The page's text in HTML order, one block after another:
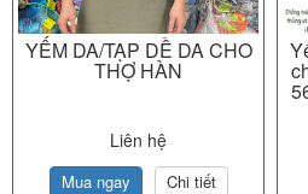
YẾM DA/TẠP DỀ DA CHO
THỢ HÀN
Liên hệ
Mua ngay Chi tiết